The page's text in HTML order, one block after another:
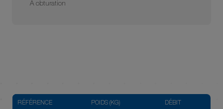
A obturation
RÉFÉRENCE POIDS (KG) DÉBIT